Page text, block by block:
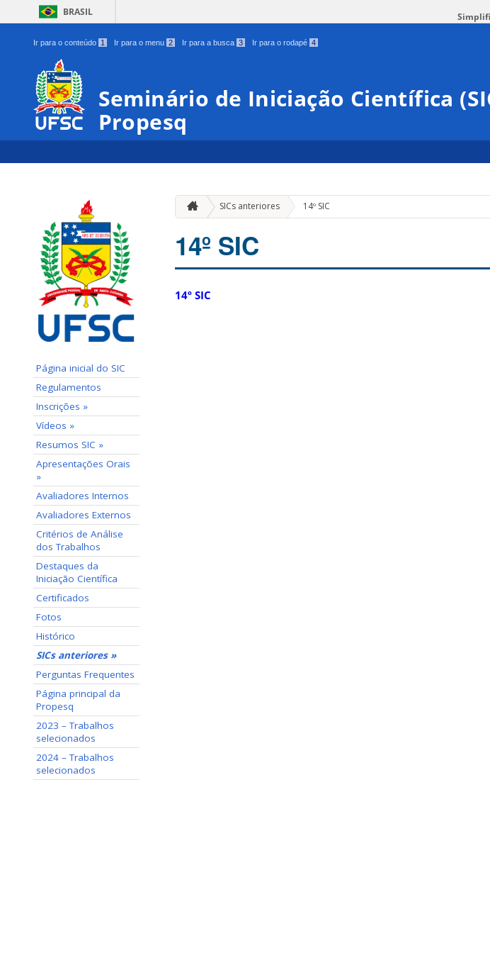
BRASIL
Ir para o conteúdo 1 Ir para o menu 2 Ir para a busca 3 Ir para o rodapé 4
Seminário de Iniciação Científica
Propesq
Página inicial do SIC
Regulamentos
Inscrições »
Vídeos »
Resumos SIC »
Apresentações Orais
»
Avaliadores Internos
Avaliadores Externos
Critérios de Análise
dos Trabalhos
Destaques da
Iniciação Científica
Certificados
Fotos
Histórico
SICs anteriores »
Perguntas Frequentes
Página principal da
Propesq
2023 – Trabalhos
selecionados
2024 – Trabalhos
selecionados
SICs anteriores 14º SIC
14º SIC
14º SIC